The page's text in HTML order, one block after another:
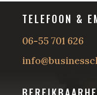
TELEFOON &
06-55 701 626